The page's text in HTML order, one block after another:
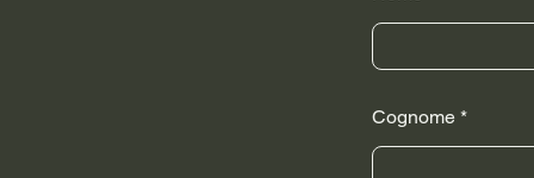
Cognome